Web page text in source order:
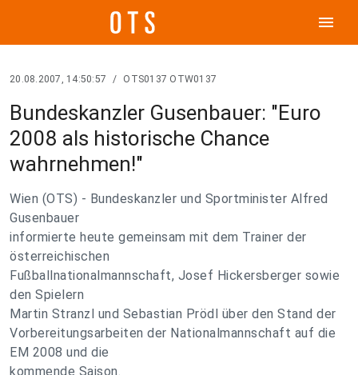
menu
20.08.2007, 14:50:57 / OTS0137 OTW0137
Bundeskanzler Gusenbauer: "Euro
2008 als historische Chance
wahrnehmen!"
Wien (OTS) - Bundeskanzler und Sportminister Alfred
Gusenbauer
informierte heute gemeinsam mit dem Trainer der
österreichischen
Fußballnationalmannschaft, Josef Hickersberger sowie
den Spielern
Martin Stranzl und Sebastian Prödl über den Stand der
Vorbereitungsarbeiten der Nationalmannschaft auf die
EM 2008 und die
kommende Saison.